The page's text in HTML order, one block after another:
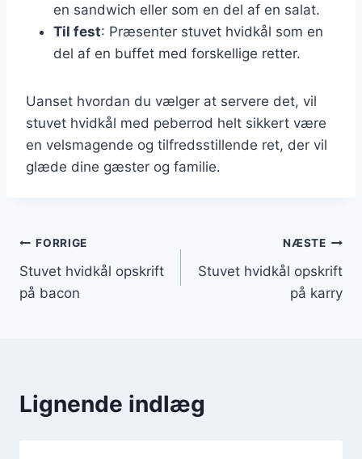
en sandwich eller som en del af en salat.
Til fest: Præsenter stuvet hvidkål som en
del af en buffet med forskellige retter.
Uanset hvordan du vælger at servere det, vil
stuvet hvidkål med peberrod helt sikkert være
en velsmagende og tilfredsstillende ret, der vil
glæde dine gæster og familie.
Indlægsnavigation
FORRIGE
Stuvet hvidkål opskrift
på bacon
NÆSTE
Stuvet hvidkål opskrift
på karry
Lignende indlæg